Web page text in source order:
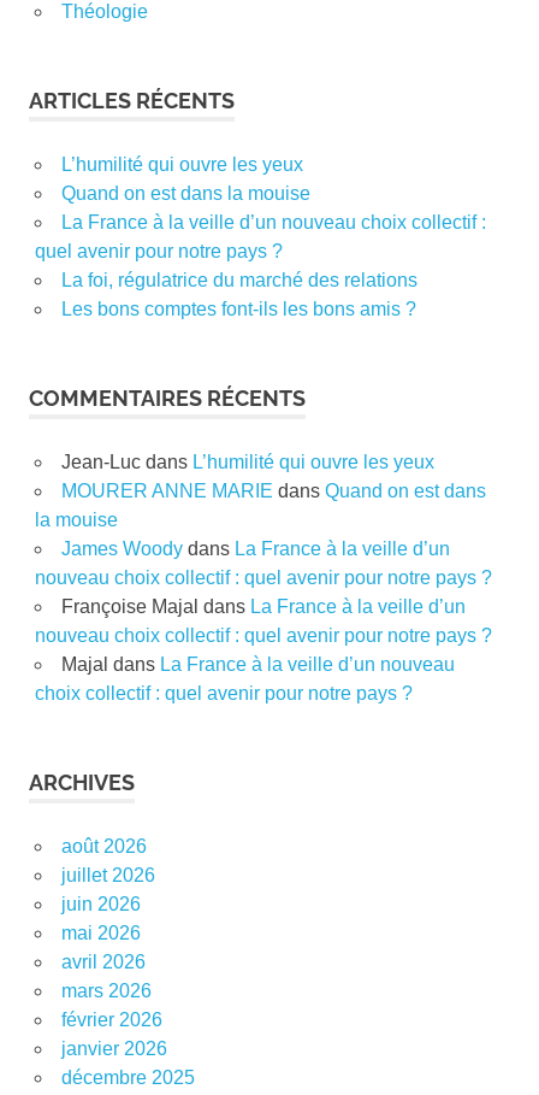
Théologie
ARTICLES RÉCENTS
L’humilité qui ouvre les yeux
Quand on est dans la mouise
La France à la veille d’un nouveau choix collectif :
quel avenir pour notre pays ?
La foi, régulatrice du marché des relations
Les bons comptes font-ils les bons amis ?
COMMENTAIRES RÉCENTS
Jean-Lucdans L’humilité qui ouvre les yeux
MOURER ANNE MARIE dans Quand on est dans
la mouise
James Woodydans La France à la veille d’un
nouveau choix collectif : quel avenir pour notre pays ?
Françoise Majal dans La France à la veille d’un
nouveau choix collectif : quel avenir pour notre pays ?
Majal dans La France à la veille d’un nouveau
choix collectif : quel avenir pour notre pays ?
ARCHIVES
août 2026
juillet 2026
juin 2026
mai 2026
avril 2026
mars 2026
février 2026
janvier 2026
décembre 2025